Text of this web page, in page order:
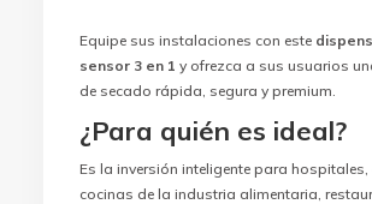
Equipe sus instalaciones con este
sensor 3 en 1 y ofrezca a sus usuarios
de secado rápida, segura y premium.
¿Para quién es ideal?
Es la inversión inteligente para hospitales,
cocinas de la industria alimentaria,